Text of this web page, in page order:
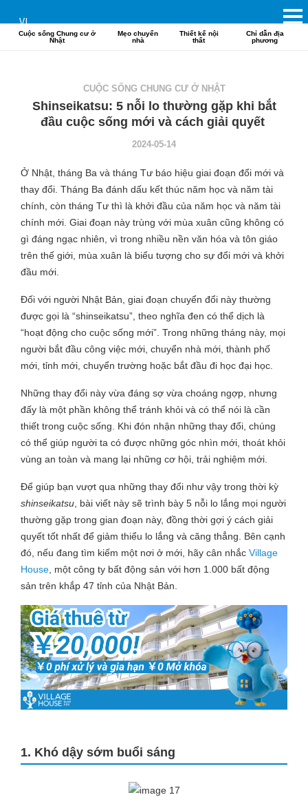
Cuộc sống Chung cư ở
Nhật
Mẹo chuyển
nhà
Thiết kế nội
thất
Chỉ dẫn địa
phương
VI
CUỘC SỐNG CHUNG CƯ Ở NHẬT
Shinseikatsu: 5 nỗi lo thường gặp khi bắt
đầu cuộc sống mới và cách giải quyết
2024-05-14
Ở Nhật, tháng Ba và tháng Tư báo hiệu giai đoạn đổi mới và
thay đổi. Tháng Ba đánh dấu kết thúc năm học và năm tài
chính, còn tháng Tư thì là khởi đầu của năm học và năm tài
chính mới. Giai đoạn này trùng với mùa xuân cũng không có
gì đáng ngạc nhiên, vì trong nhiều nền văn hóa và tôn giáo
trên thế giới, mùa xuân là biểu tượng cho sự đổi mới và khởi
đầu mới.
Đối với người Nhật Bản, giai đoạn chuyển đổi này thường
được gọi là “shinseikatsu”, theo nghĩa đen có thể dịch là
“hoạt động cho cuộc sống mới”. Trong những tháng này, mọi
người bắt đầu công việc mới, chuyển nhà mới, thành phố
mới, tỉnh mới, chuyển trường hoặc bắt đầu đi học đại học.
Những thay đổi này vừa đáng sợ vừa choáng ngợp, nhưng
đấy là một phần không thể tránh khỏi và có thể nói là cần
thiết trong cuộc sống. Khi đón nhận những thay đổi, chúng
có thể giúp người ta có được những góc nhìn mới, thoát khỏi
vùng an toàn và mang lại những cơ hội, trải nghiệm mới.
Để giúp bạn vượt qua những thay đổi như vậy trong thời kỳ
shinseikatsu , bài viết này sẽ trình bày 5 nỗi lo lắng mọi người
thường gặp trong gian đoạn này, đồng thời gợi ý cách giải
quyết tốt nhất để giảm thiểu lo lắng và căng thẳng. Bên cạnh
đó, nếu đang tìm kiếm một nơi ở mới, hãy cân nhắc Village
House , một công ty bất động sản với hơn 1.000 bất động
sản trên khắp 47 tỉnh của Nhật Bản.
1. Khó dậy sớm buổi sáng